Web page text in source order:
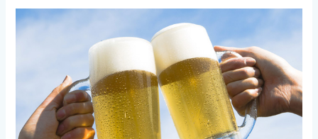
ビ
ー！
ビ